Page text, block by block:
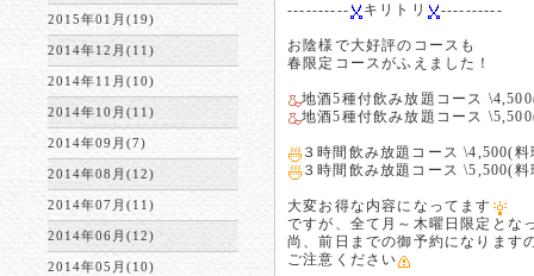
2015年01月(19)
2014年12月(11)
2014年11月(10)
2014年10月(11)
2014年09月(7)
2014年08月(12)
2014年07月(11)
2014年06月(12)
2014年05月(10)
---------- キリトリ ----------
お陰様で大好評のコースも
春限定コースがふえました！
地酒5種付飲み放題コース
地酒5種付飲み放題コース
３時間飲み放題コース \4,500(
３時間飲み放題コース \5,500(
大変お得な内容になってます
ですが、全て月～木曜日限定とな
尚、前日までの御予約になります
ご注意ください